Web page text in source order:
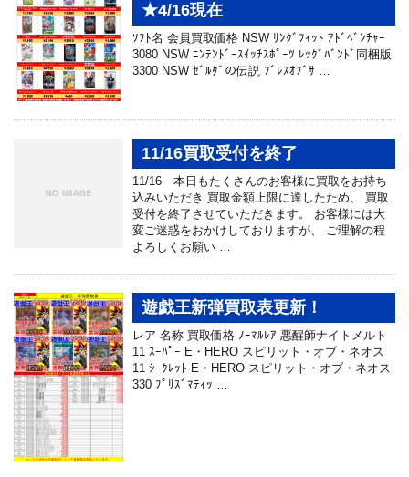
★4/16現在
ｿﾌﾄ名 会員買取価格 NSW ﾘﾝｸﾞﾌｨｯﾄ ｱﾄﾞﾍﾞﾝﾁｬｰ
3080 NSW ﾆﾝﾃﾝﾄﾞｰｽｲｯﾁｽﾎﾟｰﾂ ﾚｯｸﾞﾊﾞﾝﾄﾞ同梱版
3300 NSW ｾﾞﾙﾀﾞの伝説 ﾌﾞﾚｽｵﾌﾞｻ …
11/16買取受付を終了
11/16 本日もたくさんのお客様に買取をお持ち
込みいただき 買取金額上限に達したため、 買取
受付を終了させて​​いただきます。 お客様には大
変ご迷惑をおかけしておりますが、 ご理解の程
よろしくお願い …
遊戯王新弾買取表更新！
レア 名称 買取価格 ﾉｰﾏﾙﾚｱ 悪醒師ナイトメルト
11 ｽｰﾊﾟｰ E・HERO スピリット・オブ・ネオス
11 ｼｰｸﾚｯﾄ E・HERO スピリット・オブ・ネオス
330 ﾌﾟﾘｽﾞﾏﾃｨｯ …